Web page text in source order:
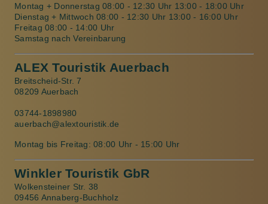
Montag + Donnerstag 08:00 - 12:30 Uhr 13:00 - 18:00 Uhr
Dienstag + Mittwoch 08:00 - 12:30 Uhr 13:00 - 16:00 Uhr
Freitag 08:00 - 14:00 Uhr
Samstag nach Vereinbarung
ALEX Touristik Auerbach
Breitscheid-Str. 7
08209 Auerbach
03744-1898980
auerbach@alextouristik.de
Montag bis Freitag: 08:00 Uhr - 15:00 Uhr
Winkler Touristik GbR
Wolkensteiner Str. 38
09456 Annaberg-Buchholz